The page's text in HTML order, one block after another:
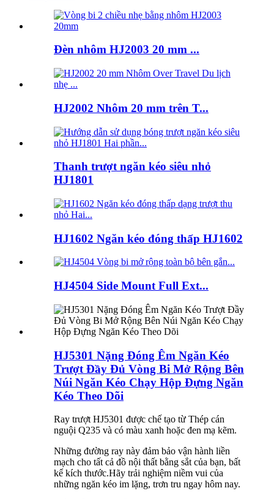
Đèn nhôm HJ2003 20 mm ...
HJ2002 Nhôm 20 mm trên T...
Thanh trượt ngăn kéo siêu nhỏ
HJ1801
HJ1602 Ngăn kéo đóng thấp HJ1602
HJ4504 Side Mount Full Ext...
HJ5301 Nặng Đóng Êm Ngăn Kéo
Trượt Đầy Đủ Vòng Bi Mở Rộng Bên
Núi Ngăn Kéo Chạy Hộp Đựng Ngăn
Kéo Theo Dõi
Ray trượt HJ5301 được chế tạo từ Thép cán
nguội Q235 và có màu xanh hoặc đen mạ kẽm.
Những đường ray này đảm bảo vận hành liền
mạch cho tất cả đồ nội thất bằng sắt của bạn, bất
kể kích thước.Hãy trải nghiệm niềm vui của
những ngăn kéo im lặng, trơn tru ngay hôm nay.